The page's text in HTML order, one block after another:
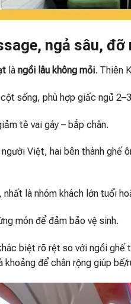
ngả sâu, đỡ
là ngồi lâu không mỏi. Thiên
sống, phù hợp giấc ngủ
tê vai gáy – bắp chân.
Việt, hai bên thành ghế
nhất là nhóm khách lớn tuổi
món để đảm bảo vệ sinh.
biệt rõ rệt so với ngồi
để chân rộng giúp bế/